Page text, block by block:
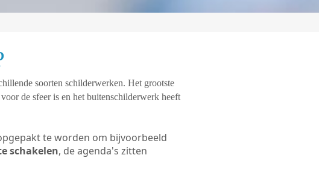
soorten schilderwerken. Het grootste
de sfeer is en het buitenschilderwerk heeft
te worden om bijvoorbeeld
schakelen, de agenda's zitten